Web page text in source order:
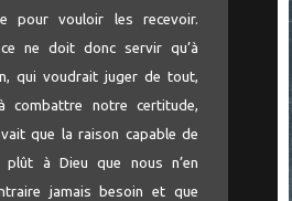
pour vouloir les recevoir.
ne doit donc servir qu’à
qui voudrait juger de tout,
combattre notre certitude,
que la raison capable de
à Dieu que nous n’en
jamais besoin et que